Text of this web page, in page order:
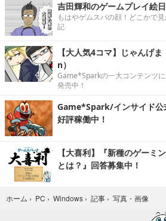
吉田輝和のゲームプレイ絵
もはやゲムスパの顔！どこかで
記
【大人気4コマ】じゃんげ
n）
Game*Sparkの一大コンテンツ
発売中！
Game*Spark/インサイド公
好評稼働中！
【大喜利】『新種のゲーミ
とは？』回答募集中！
ホーム › PC › Windows › 記事 › 写真・画像